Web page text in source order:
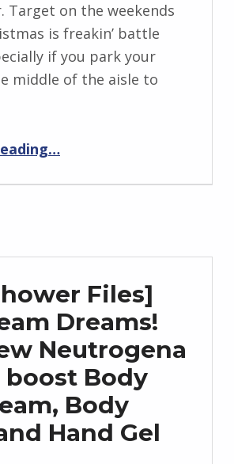
Target on the weekends
is freakin’ battle
if you park your
middle of the aisle to
“Kristin Ess has a Line of Hair styling tools at Target, and It includes Something for Cray-Cray Cowlicks”
…
Files]
Dreams!
Neutrogena
boost Body
Body
Hand Gel